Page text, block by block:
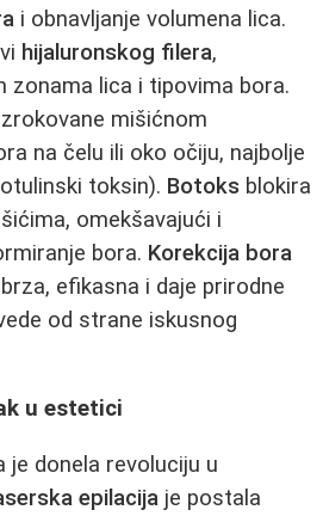
i obnavljanje volumena lica.
hijaluronskog filera,
zonama lica i tipovima bora.
mišićnom
na čelu ili oko očiju, najbolje
toksin). Botoks blokira
omekšavajući i
bora. Korekcija bora
efikasna i daje prirodne
od strane iskusnog
u estetici
je donela revoluciju u
epilacija je postala